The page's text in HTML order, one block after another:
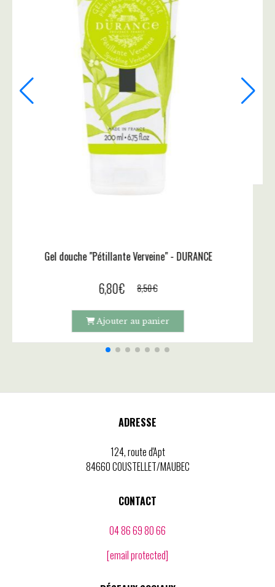
Bougie Parfumée Coquelicot - DURANCE
18,90€
ADRESSE
124, route d'Apt
84660 COUSTELLET/MAUBEC
CONTACT
04 86 69 80 66
[email protected]